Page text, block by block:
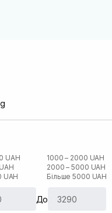
UAH
UAH
1000 – 2000 UAH
2000 – 5000 UAH
Більше 5000 UAH
До